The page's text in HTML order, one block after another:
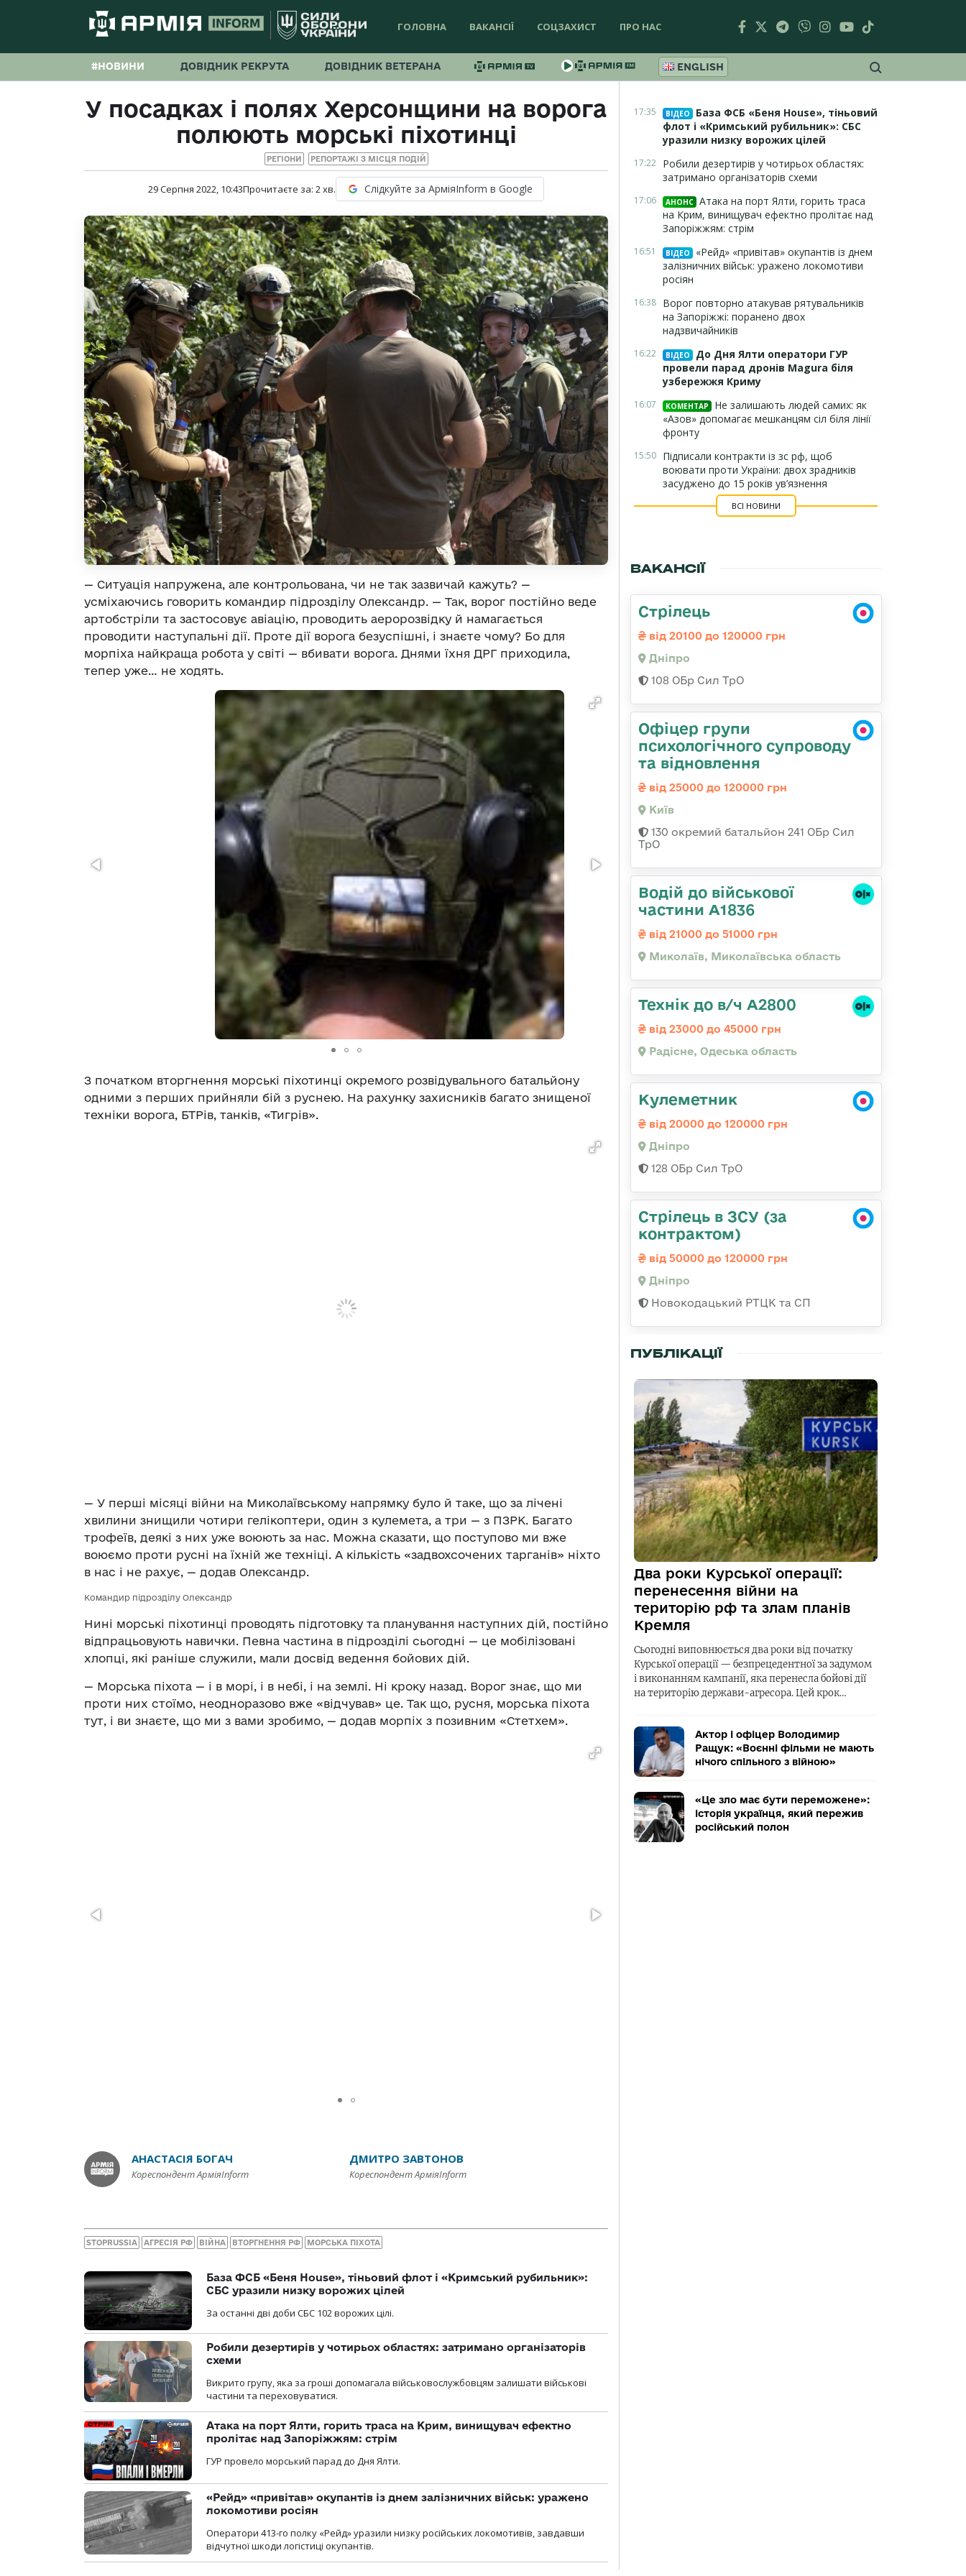
ГОЛОВНА ВАКАНСІЇ СОЦЗАХИСТ ПРО НАС
#НОВИНИ ДОВІДНИК РЕКРУТА ДОВІДНИК ВЕТЕРАНА ENGLISH
У посадках і полях Херсонщини на ворога
полюють морські піхотинці
РЕГІОНИ РЕПОРТАЖІ З МІСЦЯ ПОДІЙ
29 Серпня 2022, 10:43Прочитаєте за: 2хв. Слідкуйте за АрміяInform в Google
— Ситуація напружена, але контрольована, чи не так зазвичай кажуть? —
усміхаючись говорить командир підрозділу Олександр. — Так, ворог постійно веде
артобстріли та застосовує авіацію, проводить аеророзвідку й намагається
проводити наступальні дії. Проте дії ворога безуспішні, і знаєте чому? Бо для
морпіха найкраща робота у світі — вбивати ворога. Днями їхня ДРГ приходила,
тепер уже… не ходять.
З початком вторгнення морські піхотинці окремого розвідувального батальйону
одними з перших прийняли бій з руснею. На рахунку захисників багато знищеної
техніки ворога, БТРів, танків, «Тигрів».
— У перші місяці війни на Миколаївському напрямку було й таке, що за лічені
хвилини знищили чотири гелікоптери, один з кулемета, а три — з ПЗРК. Багато
трофеїв, деякі з них уже воюють за нас. Можна сказати, що поступово ми вже
воюємо проти русні на їхній же техніці. А кількість «задвохсочених тарганів» ніхто
в нас і не рахує, — додав Олександр.
Командир підрозділу Олександр
Нині морські піхотинці проводять підготовку та планування наступних дій, постійно
відпрацьовують навички. Певна частина в підрозділі сьогодні — це мобілізовані
хлопці, які раніше служили, мали досвід ведення бойових дій.
— Морська піхота — і в морі, і в небі, і на землі. Ні кроку назад. Ворог знає, що ми
проти них стоїмо, неодноразово вже «відчував» це. Так що, русня, морська піхота
тут, і ви знаєте, що ми з вами зробимо, — додав морпіх з позивним «Стетхем».
АНАСТАСІЯ БОГАЧ
Кореспондент АрміяInform
ДМИТРО ЗАВТОНОВ
Кореспондент АрміяInform
STOPRUSSIA АГРЕСІЯ РФ ВІЙНА ВТОРГНЕННЯ РФ МОРСЬКА ПІХОТА
База ФСБ «Беня House», тіньовий флот і «Кримський рубильник»:
СБС уразили низку ворожих цілей
За останні дві доби СБС 102 ворожих цілі.
Робили дезертирів у чотирьох областях: затримано організаторів
схеми
Викрито групу, яка за гроші допомагала військовослужбовцям залишати військові
частини та переховуватися.
Атака на порт Ялти, горить траса на Крим, винищувач ефектно
пролітає над Запоріжжям: стрім
ГУР провело морський парад до Дня Ялти.
«Рейд» «привітав» окупантів із днем залізничних військ: уражено
локомотиви росіян
Оператори 413-го полку «Рейд» уразили низку російських локомотивів, завдавши
відчутної шкоди логістиці окупантів.
17:35 ВІДЕО
База ФСБ «Беня House», тіньовий
флот і «Кримський рубильник»: СБС
уразили низку ворожих цілей
17:22 Робили дезертирів у чотирьох областях:
затримано організаторів схеми
17:06 АНОНС Атака на порт Ялти, горить траса
на Крим, винищувач ефектно пролітає над
Запоріжжям: стрім
16:51 ВІДЕО
«Рейд» «привітав» окупантів із днем
залізничних військ: уражено локомотиви
росіян
16:38 Ворог повторно атакував рятувальників
на Запоріжжі: поранено двох
надзвичайників
16:22 ВІДЕО
До Дня Ялти оператори ГУР
провели парад дронів Magura біля
узбережжя Криму
16:07 КОМЕНТАР
Не залишають людей самих: як
«Азов» допомагає мешканцям сіл біля лінії
фронту
15:50 Підписали контракти із зс рф, щоб
воювати проти України: двох зрадників
засуджено до 15 років ув’язнення
ВСІ НОВИНИ
ВАКАНСІЇ
Стрілець
від 20100 до 120000 грн
Дніпро
108 ОБр Сил ТрО
Офіцер групи
психологічного супроводу
та відновлення
від 25000 до 120000 грн
Київ
130 окремий батальйон 241 ОБр Сил
ТрО
Водій до військової
частини А1836
від 21000 до 51000 грн
Миколаїв, Миколаївська область
Технік до в/ч А2800
від 23000 до 45000 грн
Радісне, Одеська область
Кулеметник
від 20000 до 120000 грн
Дніпро
128 ОБр Сил ТрО
Стрілець в ЗСУ (за
контрактом)
від 50000 до 120000 грн
Дніпро
Новокодацький РТЦК та СП
ПУБЛІКАЦІЇ
Два роки Курської операції:
перенесення війни на
територію рф та злам планів
Кремля
Сьогодні виповнюється два роки від початку
Курської операції — безпрецедентної за задумом
і виконанням кампанії, яка перенесла бойові дії
на територію держави-агресора. Цей крок…
Актор і офіцер Володимир
Ращук: «Воєнні фільми не мають
нічого спільного з війною»
«Це зло має бути переможене»:
історія українця, який пережив
російський полон